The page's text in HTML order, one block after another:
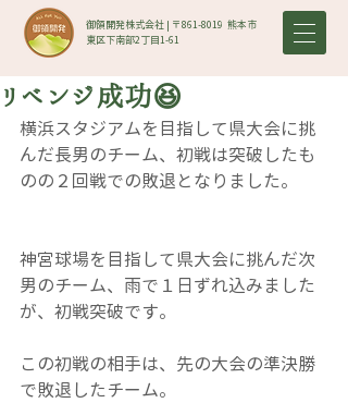
御領開発株式会社 | 〒861-8019​ 熊本市
東区下南部2丁目1-61
リベンジ成功😆
横浜スタジアムを目指して県大会に挑
んだ長男のチーム、初戦は突破したも
のの２回戦での敗退となりました。
神宮球場を目指して県大会に挑んだ次
男のチーム、雨で１日ずれ込みました
が、初戦突破です。
この初戦の相手は、先の大会の準決勝
で敗退したチーム。